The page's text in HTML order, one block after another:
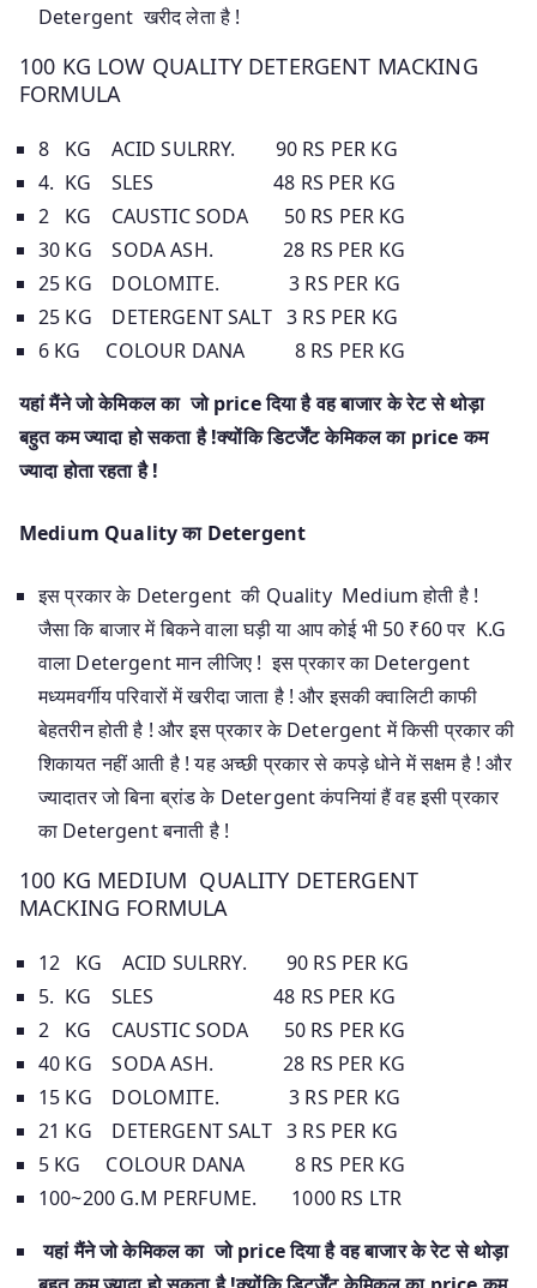
Detergent खरीद लेता है !
100 KG LOW QUALITY DETERGENT MACKING
FORMULA
8 KG ACID SULRRY. 90 RS PER KG
4. KG SLES 48 RS PER KG
2 KG CAUSTIC SODA 50 RS PER KG
30 KG SODA ASH. 28 RS PER KG
25 KG DOLOMITE. 3 RS PER KG
25 KG DETERGENT SALT 3 RS PER KG
6 KG COLOUR DANA 8 RS PER KG
यहां मैंने जो केमिकल का जो price दिया है वह बाजार के रेट से थोड़ा
बहुत कम ज्यादा हो सकता है !क्योंकि डिटर्जेंट केमिकल का price कम
ज्यादा होता रहता है !
Medium Quality का Detergent
इस प्रकार के Detergent की Quality Medium होती है !
जैसा कि बाजार में बिकने वाला घड़ी या आप कोई भी 50 ₹60 पर K.G
वाला Detergent मान लीजिए ! इस प्रकार का Detergent
मध्यमवर्गीय परिवारों में खरीदा जाता है ! और इसकी क्वालिटी काफी
बेहतरीन होती है ! और इस प्रकार के Detergent में किसी प्रकार की
शिकायत नहीं आती है ! यह अच्छी प्रकार से कपड़े धोने में सक्षम है ! और
ज्यादातर जो बिना ब्रांड के Detergent कंपनियां हैं वह इसी प्रकार
का Detergent बनाती है !
100 KG MEDIUM QUALITY DETERGENT
MACKING FORMULA
12 KG ACID SULRRY. 90 RS PER KG
5. KG SLES 48 RS PER KG
2 KG CAUSTIC SODA 50 RS PER KG
40 KG SODA ASH. 28 RS PER KG
15 KG DOLOMITE. 3 RS PER KG
21 KG DETERGENT SALT 3 RS PER KG
5 KG COLOUR DANA 8 RS PER KG
100~200 G.M PERFUME. 1000 RS LTR
यहां मैंने जो केमिकल का जो price दिया है वह बाजार के रेट से थोड़ा